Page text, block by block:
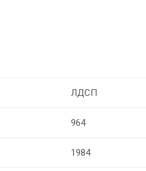
ЛДСП
964
1984